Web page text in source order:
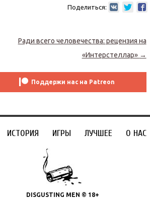
Поделиться:
Ради всего человечества: рецензия на
«Интерстеллар» →
Поддержи нас на Patreon
ИСТОРИЯ ИГРЫ ЛУЧШЕЕ О НАС
DISGUSTING MEN © 18+